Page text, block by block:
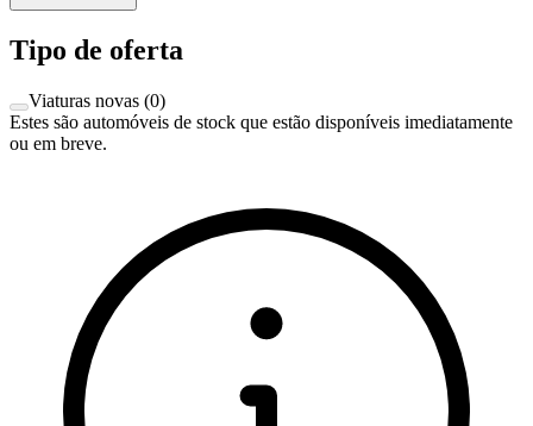
Tipo de oferta
Viaturas novas (0)
Estes são automóveis de stock que estão disponíveis imediatamente
ou em breve.